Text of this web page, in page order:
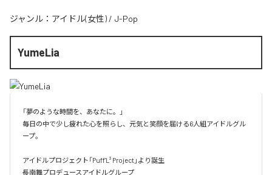
ジャンル： アイドル(女性) / J-Pop
YumeLia
「夢のような時間を、あなたに。」
毎日の中で少し疲れた心を照らし、元気と笑顔を届ける6人組アイドルグル
ープ。
アイドルプロジェクト「Puff'L³ Project」より誕生
長南舞プロデュースアイドルグループ